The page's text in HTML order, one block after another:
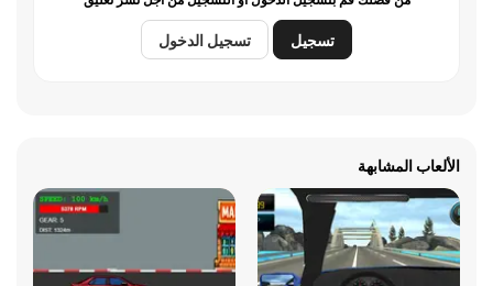
تسجيل تسجيل الدخول
الألعاب المشابهة